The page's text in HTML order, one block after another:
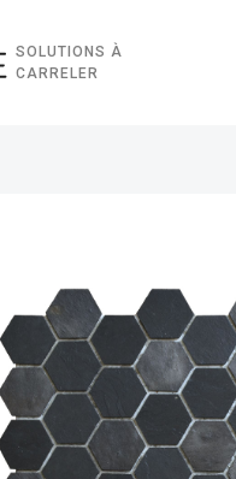
SOLUTIONS À
CARRELER